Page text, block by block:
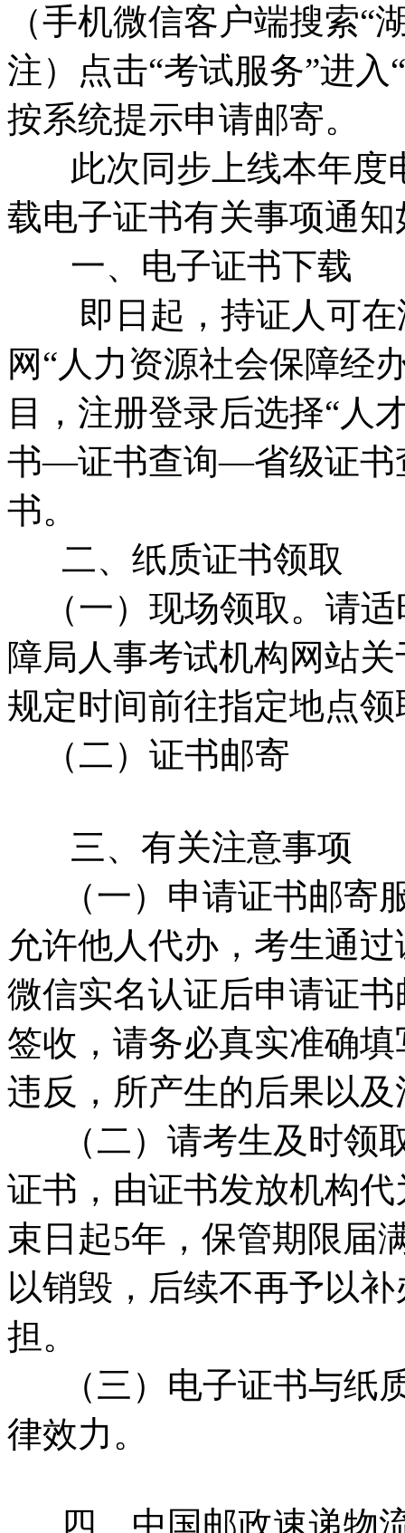
（手机微信客户端搜索“
注）点击“考试服务”进入
按系统提示申请邮寄。
此次同步上线本年度
载电子证书有关事项通知
一、电子证书下载
即日起，持证人可在
网“人力资源社会保障经
目，注册登录后选择“
书—证书查询—省级证书
书。
二、纸质证书领取
（一）现场领取。请适
障局人事考试机构网站
规定时间前往指定地点领
（二）证书邮寄
三、有关注意事项
（一）申请证书邮寄
允许他人代办，考生通
微信实名认证后申请证
签收，请务必真实准确
违反，所产生的后果以
（二）请考生及时领
证书，由证书发放机构
束日起5年，保管期限届
以销毁，后续不再予以
担。
（三）电子证书与纸
律效力。
四、中国邮政速递物